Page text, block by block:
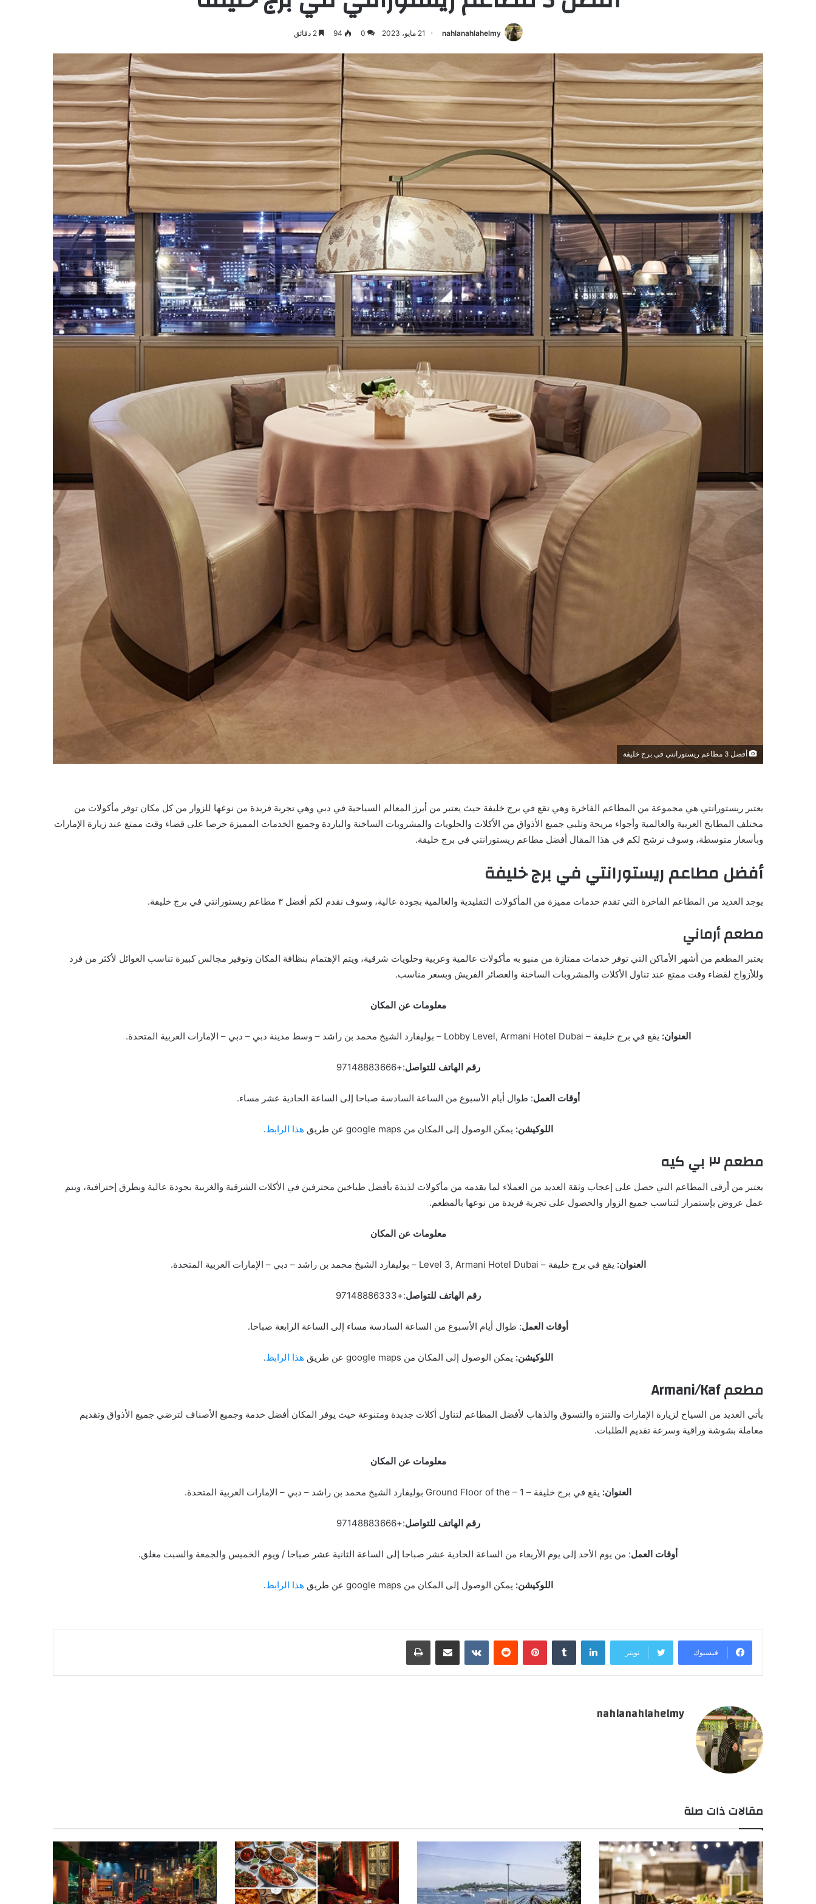
nahlanahlahelmy 21 مايو، 2023 0
94 2 دقائق
أفضل 3 مطاعم ريستورانتي في برج خليفة
يعتبر ريستورانتي هي مجموعة من المطاعم الفاخرة وهي تقع في برج خليفة حيث يعتبر من أبرز المعالم السياحية في دبي وهي تجربة فريدة من نوعها للزوار من كل مكان توفر مأكولات من
مختلف المطابخ العربية والعالمية وأجواء مريحة وتلبي جميع الأذواق من الأكلات والحلويات والمشروبات الساخنة والباردة وجميع الخدمات المميزة حرصا على قضاء وقت ممتع عند زيارة الإمارات
وبأسعار متوسطة، وسوف نرشح لكم في هذا المقال أفضل مطاعم ريستورانتي في برج خليفة.
أفضل مطاعم ريستورانتي في برج خليفة
يوجد العديد من المطاعم الفاخرة التي تقدم خدمات مميزة من المأكولات التقليدية والعالمية بجودة عالية، وسوف نقدم لكم أفضل ٣ مطاعم ريستورانتي في برج خليفة.
مطعم أرماني
يعتبر المطعم من أشهر الأماكن التي توفر خدمات ممتازة من منيو به مأكولات عالمية وعربية وحلويات شرقية، ويتم الإهتمام بنظافة المكان وتوفير مجالس كبيرة تناسب العوائل لأكثر من فرد
وللأزواج لقضاء وقت ممتع عند تناول الأكلات والمشروبات الساخنة والعصائر الفريش وبسعر مناسب.
معلومات عن المكان
العنوان: يقع في برج خليفة – Lobby Level, Armani Hotel Dubai – بوليفارد الشيخ محمد بن راشد – وسط مدينة دبي – دبي – الإمارات العربية المتحدة.
رقم الهاتف للتواصل:+97148883666
أوقات العمل: طوال أيام الأسبوع من الساعة السادسة صباحا إلى الساعة الحادية عشر مساء.
اللوكيشن: يمكن الوصول إلى المكان من google maps عن طريق هذا الرابط.
مطعم ٣ بي كيه
يعتبر من أرقى المطاعم التي حصل على إعجاب وثقة العديد من العملاء لما يقدمه من مأكولات لذيذة بأفضل طباخين محترفين في الأكلات الشرقية والغربية بجودة عالية وبطرق إحترافية، ويتم
عمل عروض بإستمرار لتناسب جميع الزوار والحصول على تجربة فريدة من نوعها بالمطعم.
معلومات عن المكان
العنوان: يقع في برج خليفة – Level 3, Armani Hotel Dubai – بوليفارد الشيخ محمد بن راشد – دبي – الإمارات العربية المتحدة.
رقم الهاتف للتواصل:+97148886333
أوقات العمل: طوال أيام الأسبوع من الساعة السادسة مساء إلى الساعة الرابعة صباحا.
اللوكيشن: يمكن الوصول إلى المكان من google maps عن طريق هذا الرابط.
مطعم Armani/Kaf
يأتي العديد من السياح لزيارة الإمارات والتنزه والتسوق والذهاب لأفضل المطاعم لتناول أكلات جديدة ومتنوعة حيث يوفر المكان أفضل خدمة وجميع الأصناف لترضي جميع الأذواق وتقديم
معاملة بشوشة وراقية وسرعة تقديم الطلبات.
معلومات عن المكان
العنوان: يقع في برج خليفة – Ground Floor of the – 1 بوليفارد الشيخ محمد بن راشد – دبي – الإمارات العربية المتحدة.
رقم الهاتف للتواصل:+97148883666
أوقات العمل: من يوم الأحد إلى يوم الأربعاء من الساعة الحادية عشر صباحا إلى الساعة الثانية عشر صباحا / ويوم الخميس والجمعة والسبت مغلق.
اللوكيشن: يمكن الوصول إلى المكان من google maps عن طريق هذا الرابط.
فيسبوك تويتر
لينكدإن بينتيريست مشاركة عبر البريد طباعة
nahlanahlahelmy
مقالات ذات صلة